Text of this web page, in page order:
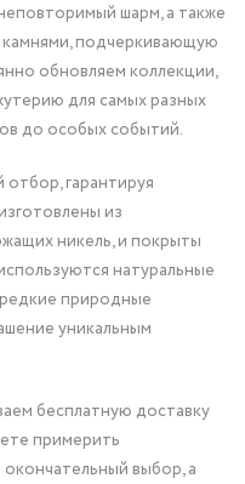
шарм, а также
подчеркивающую
обновляем коллекции,
для самых разных
до особых событий.
гарантируя
из
никель, и покрыты
натуральные
природные
уникальным
бесплатную доставку
примерить
выбор, а